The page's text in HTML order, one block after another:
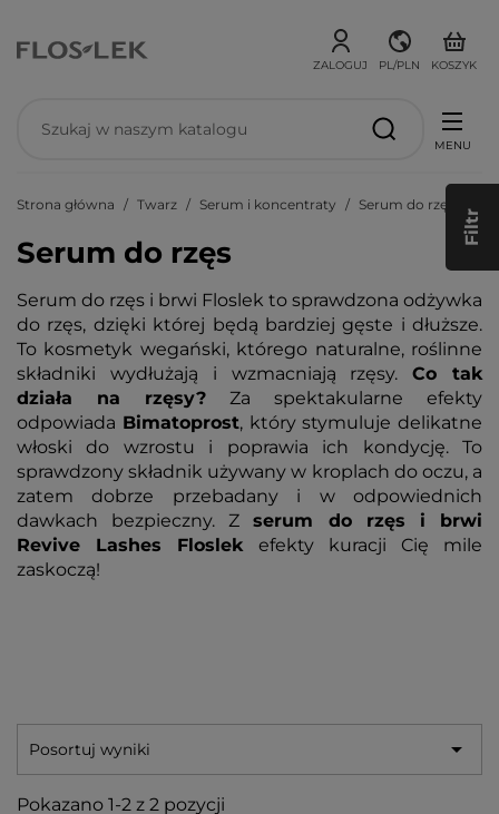
ZALOGUJ PL/PLN KOSZYK
MENU
Strona główna Twarz Serum i koncentraty Serum do rzęs
Serum do rzęs
Serum do rzęs i brwi Floslek to sprawdzona odżywka
do rzęs, dzięki której będą bardziej gęste i dłuższe.
To kosmetyk wegański, którego naturalne, roślinne
składniki wydłużają i wzmacniają rzęsy.Co tak
działa na rzęsy? Za spektakularne efekty
odpowiada Bimatoprost, który stymuluje delikatne
włoski do wzrostu i poprawia ich kondycję. To
sprawdzony składnik używany w kroplach do oczu, a
zatem dobrze przebadany i w odpowiednich
dawkach bezpieczny. Zserum do rzęs i brwi
Revive Lashes Floslekefekty kuracji Cię mile
zaskoczą!
Posortuj wyniki 
Filtr
Pokazano 1-2 z 2 pozycji